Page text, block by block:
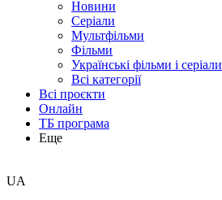
Новини
Серіали
Мультфільми
Фільми
Українські фільми і серіали
Всі категорії
Всі проєкти
Онлайн
ТБ програма
Еще
UA